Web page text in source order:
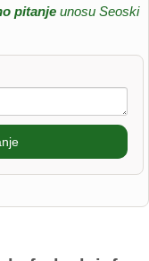
pitanje unosu Seoski